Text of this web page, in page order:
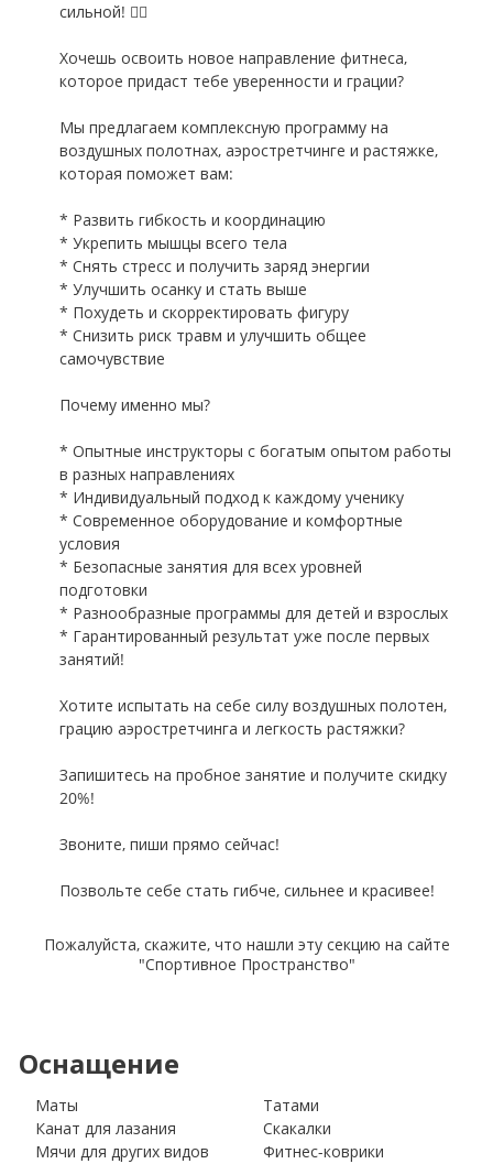
сильной! 🤸‍♀️
Хочешь освоить новое направление фитнеса,
которое придаст тебе уверенности и грации?
Мы предлагаем комплексную программу на
воздушных полотнах, аэростретчинге и растяжке,
которая поможет вам:
* Развить гибкость и координацию
* Укрепить мышцы всего тела
* Снять стресс и получить заряд энергии
* Улучшить осанку и стать выше
* Похудеть и скорректировать фигуру
* Снизить риск травм и улучшить общее
самочувствие
Почему именно мы?
* Опытные инструкторы с богатым опытом работы
в разных направлениях
* Индивидуальный подход к каждому ученику
* Современное оборудование и комфортные
условия
* Безопасные занятия для всех уровней
подготовки
* Разнообразные программы для детей и взрослых
* Гарантированный результат уже после первых
занятий!
Хотите испытать на себе силу воздушных полотен,
грацию аэростретчинга и легкость растяжки?
Запишитесь на пробное занятие и получите скидку
20%!
Звоните, пиши прямо сейчас!
Позвольте себе стать гибче, сильнее и красивее!
Пожалуйста, скажите, что нашли эту секцию на сайте
"Спортивное Пространство"
Оснащение
Маты
Татами
Канат для лазания
Скакалки
Мячи для других видов
Фитнес-коврики